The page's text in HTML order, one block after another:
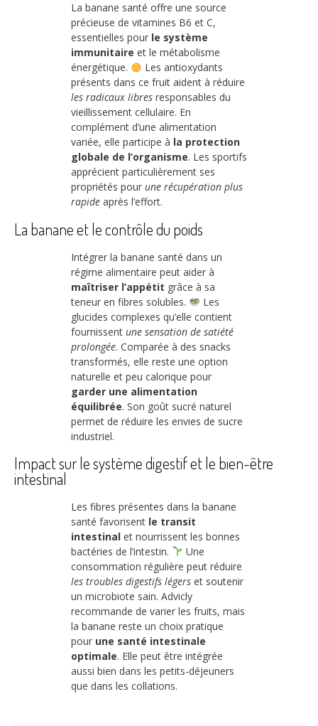
La banane santé offre une source
précieuse de vitamines B6 et C,
essentielles pour le système
immunitaire et le métabolisme
énergétique.
Les antioxydants
présents dans ce fruit aident à réduire
les radicaux libres responsables du
vieillissement cellulaire. En
complément d’une alimentation
variée, elle participe à la protection
globale de l’organisme. Les sportifs
apprécient particulièrement ses
propriétés pour une récupération plus
rapide après l’effort.
La banane et le contrôle du poids
Intégrer la banane santé dans un
régime alimentaire peut aider à
maîtriser l’appétit grâce à sa
teneur en fibres solubles.
Les
glucides complexes qu’elle contient
fournissent une sensation de satiété
prolongée. Comparée à des snacks
transformés, elle reste une option
naturelle et peu calorique pour
garder une alimentation
équilibrée. Son goût sucré naturel
permet de réduire les envies de sucre
industriel.
Impact sur le système digestif et le bien-être
intestinal
Les fibres présentes dans la banane
santé favorisent le transit
intestinal et nourrissent les bonnes
bactéries de l’intestin.
Une
consommation régulière peut réduire
les troubles digestifs légers et soutenir
un microbiote sain. Advicly
recommande de varier les fruits, mais
la banane reste un choix pratique
pour une santé intestinale
optimale. Elle peut être intégrée
aussi bien dans les petits-déjeuners
que dans les collations.